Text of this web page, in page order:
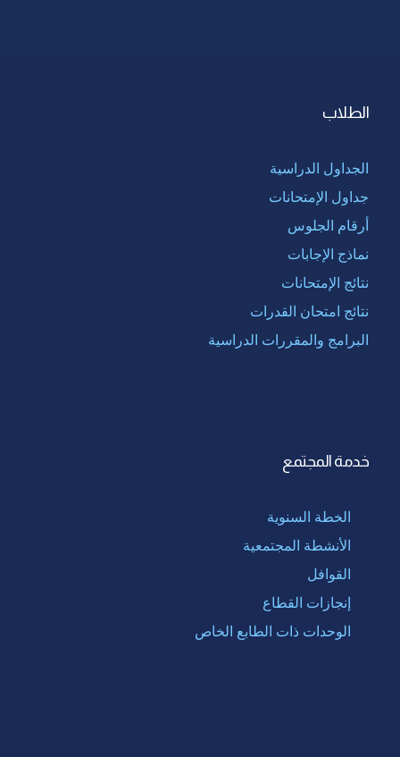
الطلاب
الجداول الدراسية
جداول الإمتحانات
أرقام الجلوس
نماذج الإجابات
نتائج الإمتحانات
نتائج امتحان القدرات
البرامج والمقررات الدراسية
خدمة المجتمع
الخطة السنوية
الأنشطة المجتمعية
القوافل
إنجازات القطاع
الوحدات ذات الطابع الخاص